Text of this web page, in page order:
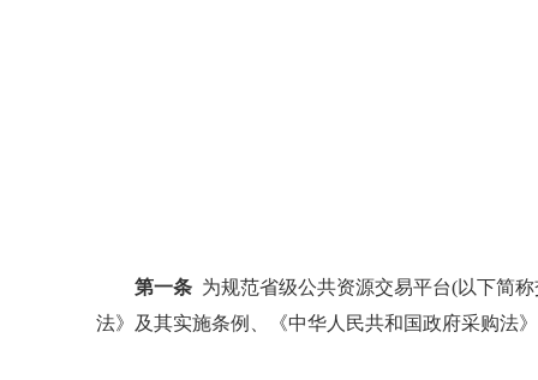
第一条 为规范省级公共资源交易平台(以下简
法》及其实施条例、《中华人民共和国政府采购法